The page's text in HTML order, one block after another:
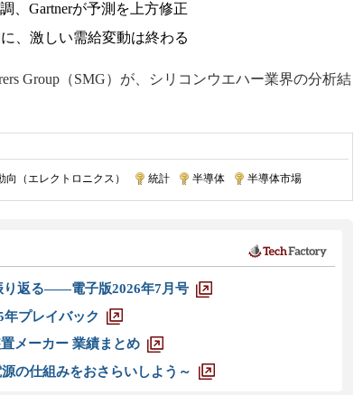
、Gartnerが予測を上方修正
、激しい需給変動は終わる
Group（SMG）が、シリコンウエハー業界の分析結
向（エレクトロニクス） 統計 半導体 半導体市場
り返る――電子版2026年7月号
年プレイバック
メーカー 業績まとめ
の仕組みをおさらいしよう～